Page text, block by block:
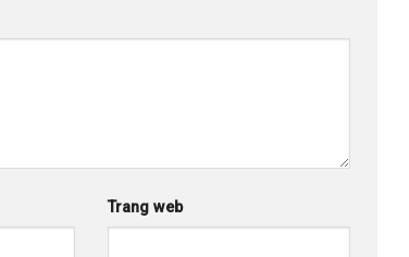
Trang web